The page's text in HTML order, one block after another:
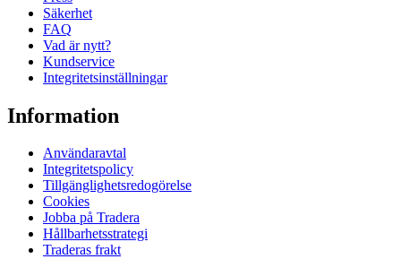
Säkerhet
FAQ
Vad är nytt?
Kundservice
Integritetsinställningar
Information
Användaravtal
Integritetspolicy
Tillgänglighetsredogörelse
Cookies
Jobba på Tradera
Hållbarhetsstrategi
Traderas frakt